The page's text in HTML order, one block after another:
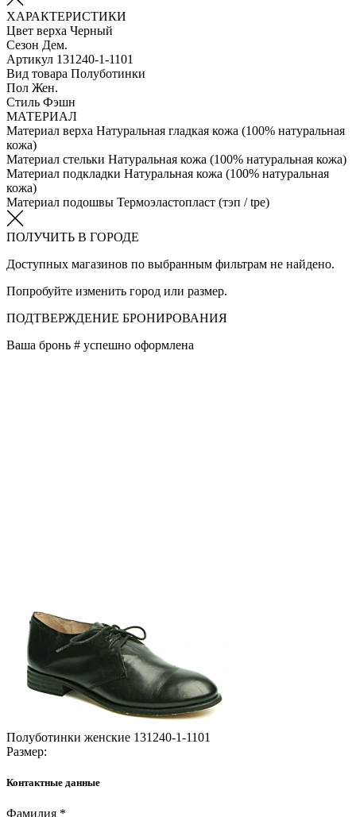
ХАРАКТЕРИСТИКИ
Цвет верха Черный
Сезон Дем.
Артикул 131240-1-1101
Вид товара Полуботинки
Пол Жен.
Стиль Фэшн
МАТЕРИАЛ
Материал верха Натуральная гладкая кожа (100% натуральная
кожа)
Материал стельки Натуральная кожа (100% натуральная кожа)
Материал подкладки Натуральная кожа (100% натуральная
кожа)
Материал подошвы Термоэластопласт (тэп / tpe)
ПОЛУЧИТЬ В ГОРОДЕ
Доступных магазинов по выбранным фильтрам не найдено.
Попробуйте изменить город или размер.
ПОДТВЕРЖДЕНИЕ БРОНИРОВАНИЯ
Ваша бронь # успешно оформлена
Полуботинки женские 131240-1-1101
Размер:
Контактные данные
Фамилия *